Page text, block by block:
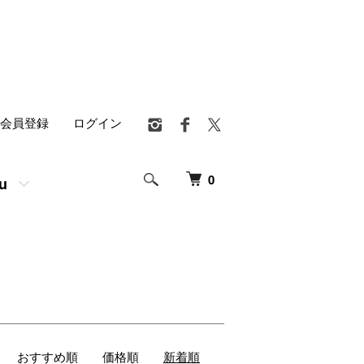
0
員登録 ログイン
おすすめ順 価格順 新着順